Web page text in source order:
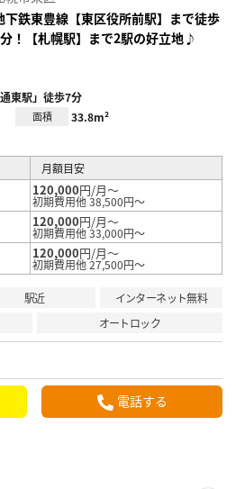
録
下鉄東豊線【東区役所前駅】まで徒歩
！【札幌駅】まで2駅の好立地♪
東駅」徒歩7分
面積 33.8m²
月額目安
120,000円/月～
初期費用他 38,500円～
120,000円/月～
初期費用他 33,000円～
120,000円/月～
初期費用他 27,500円～
駅近
インターネット無料
オートロック
電話する